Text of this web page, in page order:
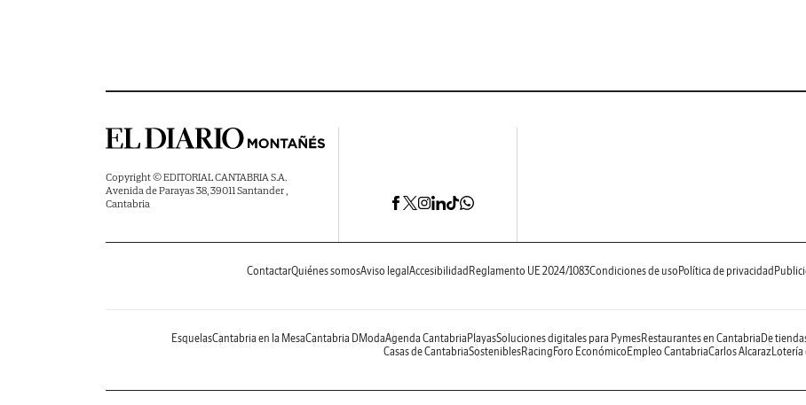
Copyright © EDITORIAL CANTABRIA S.A.
Avenida de Parayas 38, 39011 Santander ,
Cantabria
ContactarQuiénes somosAviso legal Accesibilidad Reglamento UE 2024/1083Condiciones de uso Política de privacidad
EsquelasCantabria en la MesaCantabria DModaAgenda Cantabria PlayasSoluciones digitales para PymesRestaurantes en Cantabria De
Casas de CantabriaSosteniblesRacing Foro Económico Empleo CantabriaCarlos AlcarazLotería